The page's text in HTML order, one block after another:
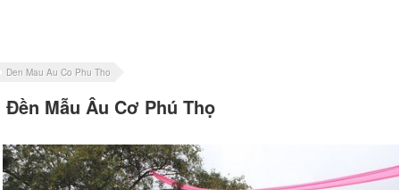
Den Mau Au Co Phu Tho
Đền Mẫu Âu Cơ Phú Thọ